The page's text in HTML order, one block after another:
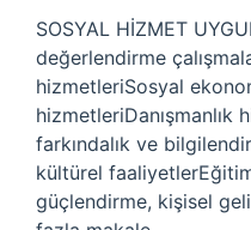
SOSYAL HİZMET
değerlendirme
hizmetleriSosyal
hizmetleriDanışmanlık
farkındalık ve
kültürel
güçlendirme, kişisel